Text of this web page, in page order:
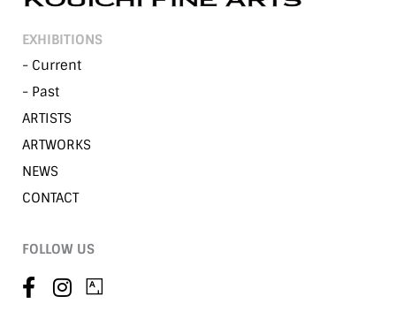
EXHIBITIONS
- Current
- Past
ARTISTS
ARTWORKS
NEWS
CONTACT
FOLLOW US